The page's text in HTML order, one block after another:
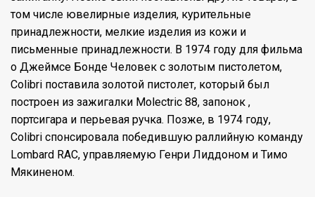
том числе ювелирные изделия, курительные
принадлежности, мелкие изделия из кожи и
письменные принадлежности. В 1974 году для фильма
о Джеймсе Бонде Человек с золотым пистолетом,
Colibri поставила золотой пистолет, который был
построен из зажигалки Molectric 88, запонок ,
портсигара и перьевая ручка. Позже, в 1974 году,
Colibri спонсировала победившую раллийную команду
Lombard RAC, управляемую Генри Лиддоном и Тимо
Мякиненом.